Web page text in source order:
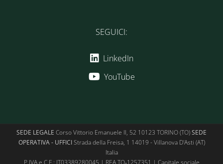
SEGUICI:
LinkedIn
YouTube
SEDE LEGALE Corso Vittorio Emanuele II, 52 10123 TORINO (TO)SEDE
OPERATIVA - UFFICIStrada della Freisa, 1 14019 - Villanova D'Asti (AT)
Italia
P.IVA e C.F.: IT03389280045 | REA TO‑1257351 | Capitale sociale